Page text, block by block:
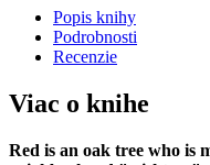
Popis knihy
Podrobnosti
Recenzie
Viac o knihe
Red is an oak tree who is